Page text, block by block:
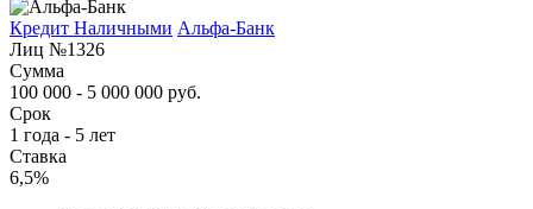
Кредит Наличными Альфа-Банк
Лиц №1326
Сумма
100 000 - 5 000 000 руб.
Срок
1 года - 5 лет
Ставка
6,5%